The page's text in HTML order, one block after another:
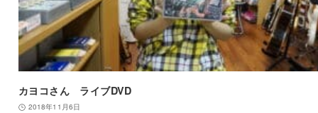
カヨコさん ライブDVD
2018年11月6日